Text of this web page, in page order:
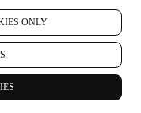
ONLY
som du skickar via vår
Sådan bearbetning
e-handelstjänster.
(till exempel genom att